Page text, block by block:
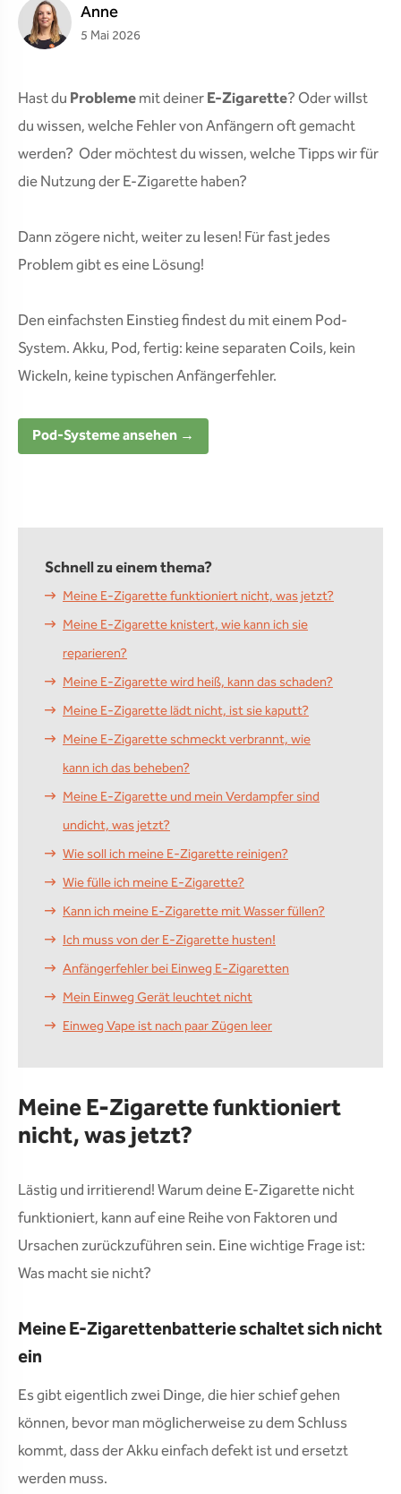
Anne
5 Mai 2026
Hast duProblememit deinerE-Zigarette? Oder willst
du wissen, welche Fehler von Anfängern oft gemacht
werden? Oder möchtest du wissen, welche Tipps wir für
die Nutzung der E-Zigarette haben?
Dann zögere nicht, weiter zu lesen! Für fast jedes
Problem gibt es eine Lösung!
Den einfachsten Einstieg findest du mit einem Pod-
System. Akku, Pod, fertig: keine separaten Coils, kein
Wickeln, keine typischen Anfängerfehler.
Pod-Systeme ansehen →
Schnell zu einem thema?
Meine E-Zigarette funktioniert nicht, was jetzt?
Meine E-Zigarette knistert, wie kann ich sie
reparieren?
Meine E-Zigarette wird heiß, kann das schaden?
Meine E-Zigarette lädt nicht, ist sie kaputt?
Meine E-Zigarette schmeckt verbrannt, wie
kann ich das beheben?
Meine E-Zigarette und mein Verdampfer sind
undicht, was jetzt?
Wie soll ich meine E-Zigarette reinigen?
Wie fülle ich meine E-Zigarette?
Kann ich meine E-Zigarette mit Wasser füllen?
Ich muss von der E-Zigarette husten!
Anfängerfehler bei Einweg E-Zigaretten
Mein Einweg Gerät leuchtet nicht
Einweg Vape ist nach paar Zügen leer
Meine E-Zigarette funktioniert
nicht, was jetzt?
Lästig und irritierend! Warum deine E-Zigarette nicht
funktioniert, kann auf eine Reihe von Faktoren und
Ursachen zurückzuführen sein. Eine wichtige Frage ist:
Was macht sie nicht?
Meine E-Zigarettenbatterie schaltet sich nicht
ein
Es gibt eigentlich zwei Dinge, die hier schief gehen
können, bevor man möglicherweise zu dem Schluss
kommt, dass der Akku einfach defekt ist und ersetzt
werden muss.